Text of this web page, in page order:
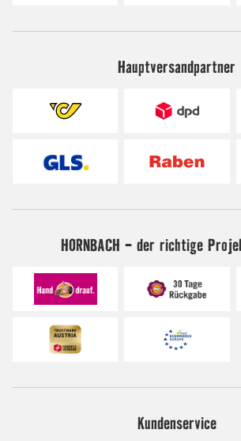
Hauptversandpartner
HORNBACH - der richtige
Kundenservice